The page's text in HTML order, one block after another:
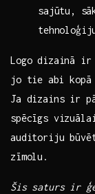
sajūtu,
Logo dizainā
jo tie ⁤abi
Ja​ dizains ‌ir
spēcīgs
auditoriju
zīmolu.
Šis saturs ir